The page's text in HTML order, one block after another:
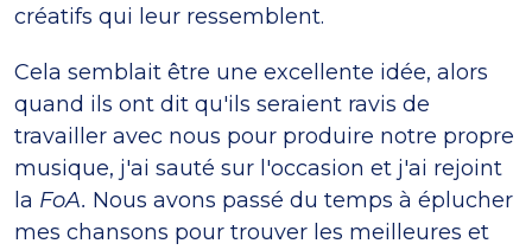
créatifs qui leur ressemblent.
Cela semblait être une excellente idée, alors
quand ils ont dit qu'ils seraient ravis de
travailler avec nous pour produire notre propre
musique, j'ai sauté sur l'occasion et j'ai rejoint
la FoA. Nous avons passé du temps à éplucher
mes chansons pour trouver les meilleures et